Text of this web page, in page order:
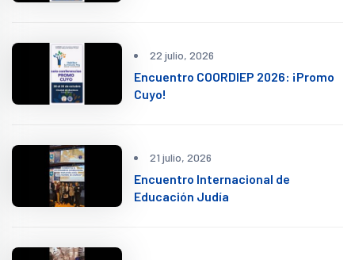
22 julio, 2026
Encuentro COORDIEP 2026: ¡Promo
Cuyo!
21 julio, 2026
Encuentro Internacional de
Educación Judía